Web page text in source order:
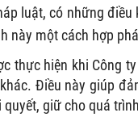
luật, có những
này một cách hợp
thực hiện khi Công
Điều này giúp
giữ cho quá